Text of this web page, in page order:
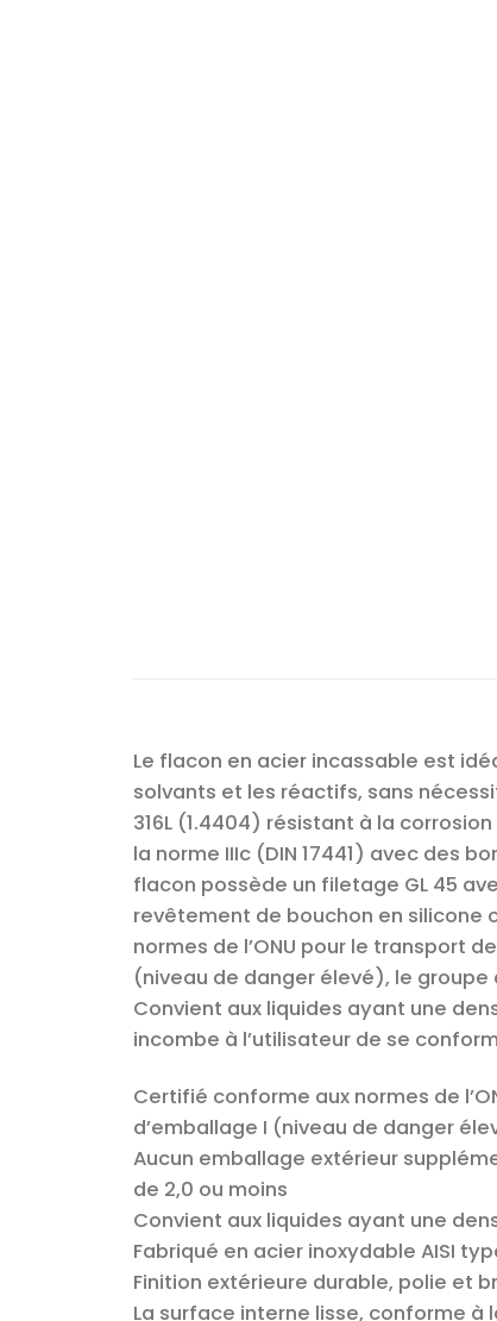
Le flacon en acier incassable est
solvants et les réactifs, sans
316L (1.4404) résistant à la
la norme IIIc (DIN 17441) avec des
flacon possède un filetage GL 45
revêtement de bouchon en silicone
normes de l’ONU pour le transport
(niveau de danger élevé), le
Convient aux liquides ayant une
incombe à l’utilisateur de se
Certifié conforme aux normes de
d’emballage I (niveau de danger
Aucun emballage extérieur
de 2,0 ou moins
Convient aux liquides ayant une
Fabriqué en acier inoxydable AISI
Finition extérieure durable, polie et
La surface interne lisse, conforme à